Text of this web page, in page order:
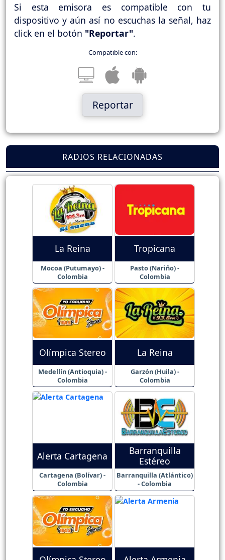
Si esta emisora es compatible con tu
dispositivo y aún así no escuchas la señal, haz
click en el botón "Reportar".
Compatible con:
Reportar
RADIOS RELACIONADAS
La Reina
Mocoa (Putumayo) -
Colombia
Tropicana
Pasto (Nariño) -
Colombia
Olímpica Stereo
Medellín (Antioquia) -
Colombia
La Reina
Garzón (Huila) -
Colombia
Alerta Cartagena
Cartagena (Bolívar) -
Colombia
Barranquilla
Estéreo
Barranquilla (Atlántico)
- Colombia